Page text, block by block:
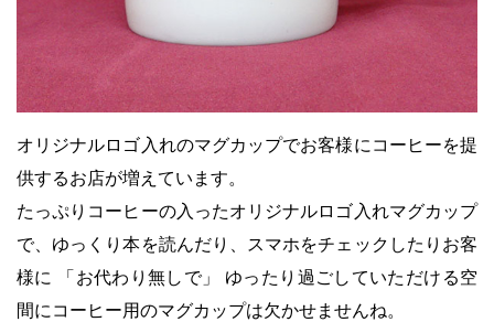
オリジナルロゴ入れのマグカップでお客様にコーヒーを提
供するお店が増えています。
たっぷりコーヒーの入ったオリジナルロゴ入れマグカップ
で、 ゆっくり本を読んだり、スマホをチェックしたり お客
様に 「お代わり無しで」 ゆったり過ごしていただける空
間にコーヒー用のマグカップは欠かせませんね。